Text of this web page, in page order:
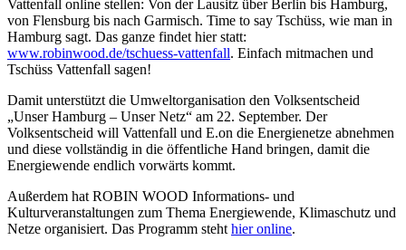
Vattenfall online stellen: Von der Lausitz über Berlin bis Hamburg,
von Flensburg bis nach Garmisch. Time to say Tschüss, wie man in
Hamburg sagt. Das ganze findet hier statt:
www.robinwood.de/tschuess-vattenfall. Einfach mitmachen und
Tschüss Vattenfall sagen!
Damit unterstützt die Umweltorganisation den Volksentscheid
„Unser Hamburg – Unser Netz“ am 22. September. Der
Volksentscheid will Vattenfall und E.on die Energienetze abnehmen
und diese vollständig in die öffentliche Hand bringen, damit die
Energiewende endlich vorwärts kommt.
Außerdem hat ROBIN WOOD Informations- und
Kulturveranstaltungen zum Thema Energiewende, Klimaschutz und
Netze organisiert. Das Programm steht hier online.